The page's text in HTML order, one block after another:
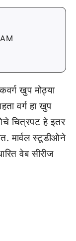
खुप मोठ्या
वर्ग हा खुप
चित्रपट हे इतर
मार्वल स्टूडीओने
वेब सीरीज